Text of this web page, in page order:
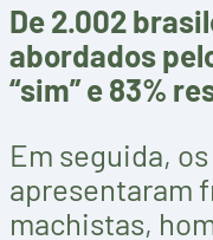
De 2.002
abordados
“sim” e 83%
Em seguida,
apresentaram
machistas,